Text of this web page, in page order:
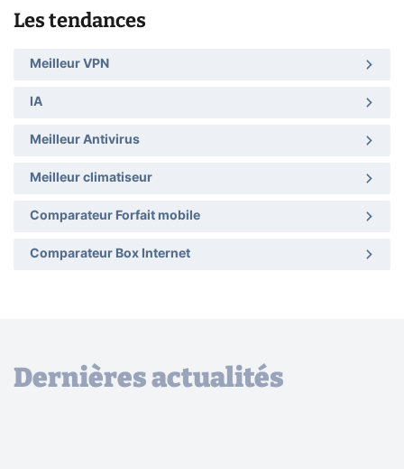
Les tendances
Meilleur VPN
IA
Meilleur Antivirus
Meilleur climatiseur
Comparateur Forfait mobile
Comparateur Box Internet
Dernières actualités